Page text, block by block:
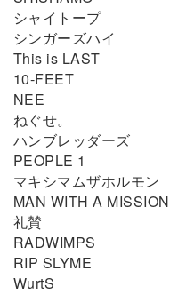
シャイトープ
シンガーズハイ
This is LAST
10-FEET
NEE
ねぐせ。
ハンブレッダーズ
PEOPLE 1
マキシマムザホルモン
MAN WITH A MISSION
礼賛
RADWIMPS
RIP SLYME
WurtS